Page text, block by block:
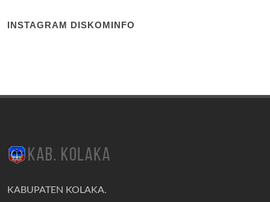
INSTAGRAM DISKOMINFO
KABUPATEN KOLAKA.